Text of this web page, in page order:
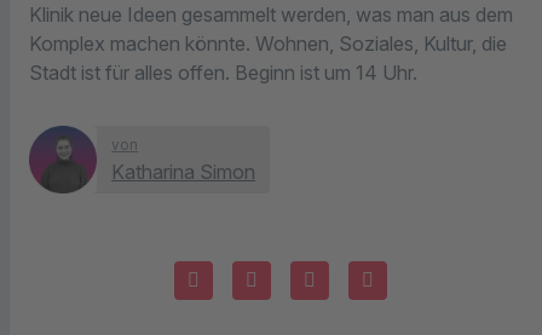
Klinik neue Ideen gesammelt werden, was man aus dem
Komplex machen könnte. Wohnen, Soziales, Kultur, die
Stadt ist für alles offen. Beginn ist um 14 Uhr.
von
Katharina Simon